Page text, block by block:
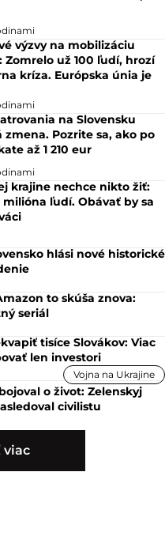
výzvy na mobilizáciu
Zomrelo už 100 ľudí, hrozí
kríza. Európska únia je
na Slovensku
zmena. Pozrite sa, ako po
až 1 210 eur
krajine nechce nikto žiť:
milióna ľudí. Obávať by sa
hlási nové historické
to skúša znova:
seriál
tisíce Slovákov: Viac
len investori
Vojna na Ukrajine
o život: Zelenskyj
civilistu
viac